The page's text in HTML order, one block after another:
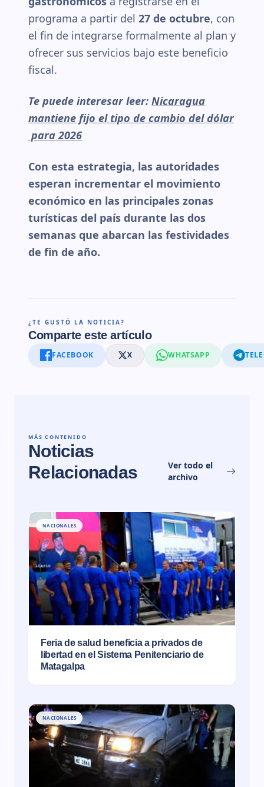
programa a partir del 27 de octubre, con
el fin de integrarse formalmente al plan y
ofrecer sus servicios bajo este beneficio
fiscal.
Te puede interesar leer: Nicaragua
mantiene fijo el tipo de cambio del dólar
para 2026
Con esta estrategia, las autoridades
esperan incrementar el movimiento
económico en las principales zonas
turísticas del país durante las dos
semanas que abarcan las festividades
de fin de año.
¿TE GUSTÓ LA NOTICIA?
Comparte este artículo
FACEBOOK X WHATSAPP
MÁS CONTENIDO
Noticias
Relacionadas
Ver todo el
archivo
NACIONALES
Feria de salud beneficia a privados de
libertad en el Sistema Penitenciario de
Matagalpa
NACIONALES